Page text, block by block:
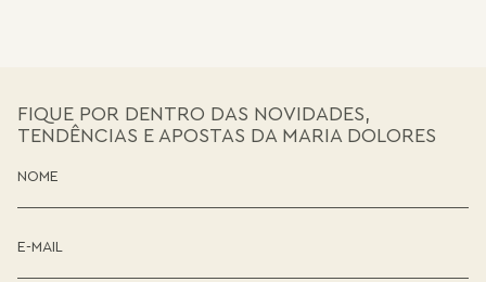
FIQUE POR DENTRO DAS NOVIDADES,
TENDÊNCIAS E APOSTAS DA MARIA DOLORES